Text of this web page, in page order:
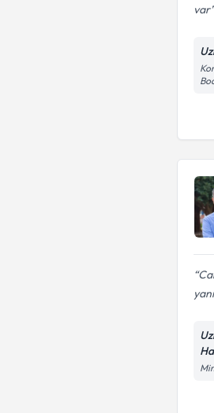
var